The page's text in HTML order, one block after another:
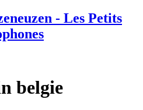
- Les Petits
belgie